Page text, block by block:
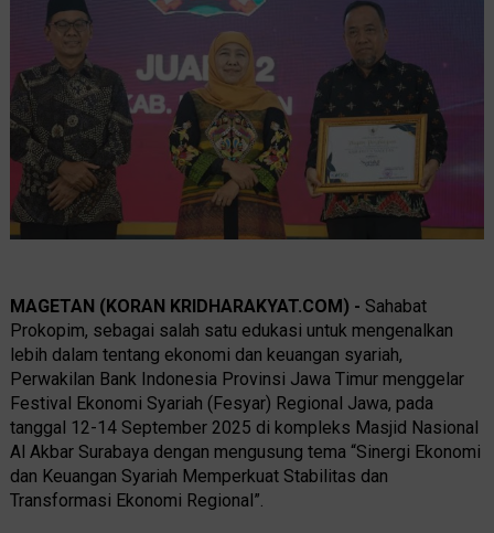
MAGETAN (KORAN KRIDHARAKYAT.COM) - Sahabat
Prokopim, sebagai salah satu edukasi untuk mengenalkan
lebih dalam tentang ekonomi dan keuangan syariah,
Perwakilan Bank Indonesia Provinsi Jawa Timur menggelar
Festival Ekonomi Syariah (Fesyar) Regional Jawa, pada
tanggal 12-14 September 2025 di kompleks Masjid Nasional
Al Akbar Surabaya dengan mengusung tema “Sinergi Ekonomi
dan Keuangan Syariah Memperkuat Stabilitas dan
Transformasi Ekonomi Regional”.